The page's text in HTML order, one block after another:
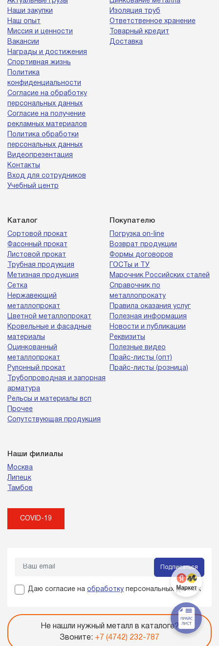
Наши закупки
Наш опыт
Миссия и ценности
Вакансии
Награды и достижения
Спортивная жизнь
Политика
конфиденциальности
Согласие на обработку
персональных данных
Согласие на получение
рекламных материалов
Политика обработки
персональных данных
Видеопрезентация
Контакты
Вход для сотрудников
Учебный центр
Изоляция труб
Ответственное хранение
Товарный кредит
Доставка
Каталог
Сортовой прокат
Фасонный прокат
Листовой прокат
Трубная продукция
Метизная продукция
Сетка
Нержавеющий
металлопрокат
Цветной металлопрокат
Кровельные и фасадные
материалы
Оцинкованный
металлопрокат
Рулонный прокат
Трубопроводная и запорная
арматура
Рельсы и материалы всп
Прочее
Сопутствующая продукция
Покупателю
Погрузка on-line
Возврат продукции
Формы договоров
ГОСТы и ТУ
Марочник Российских сталей
Справочник по
металлопрокату
Правила оказания услуг
Полезная информация
Новости и публикации
Реквизиты
Полезные видео
Прайс-листы (опт)
Прайс-листы (розница)
Наши филиалы
Москва
Липецк
Тамбов
COVID-19
Подписаться
Даю согласие на обработку персональных данных
Не нашли нужный металл в каталоге?
Звоните: +7 (4742) 232-787